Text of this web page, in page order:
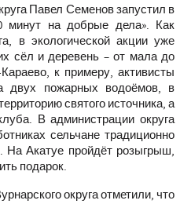
Павел Семенов запустил в
минут на добрые дела». Как
в экологической акции уже
сёл и деревень – от мала до
к примеру, активисты
двух пожарных водоёмов, в
святого источника, а
В администрации округа
сельчане традиционно
На Акатуе пройдёт розыгрыш,
подарок.
округа отметили, что